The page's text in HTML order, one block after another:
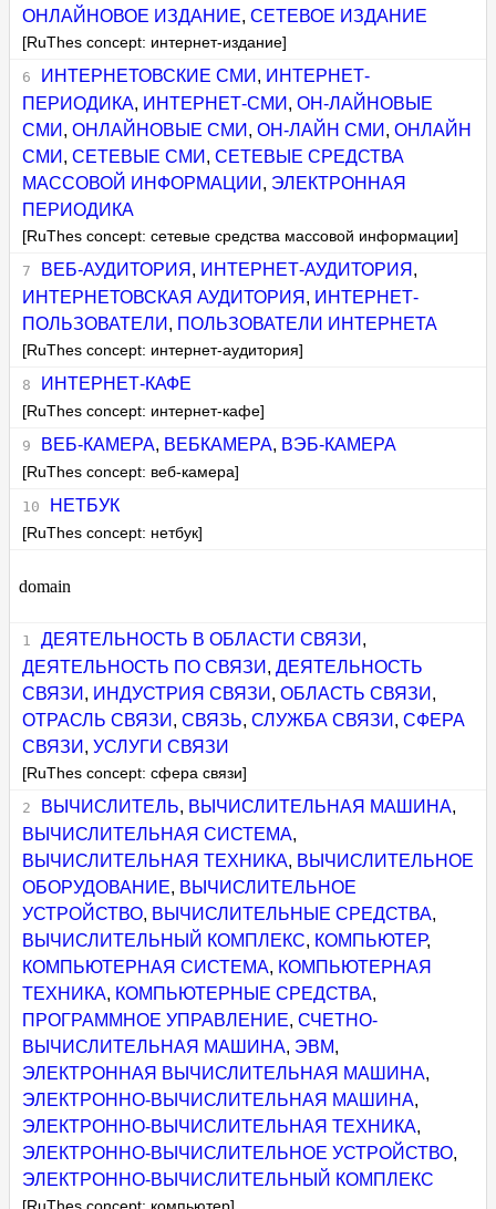
ОНЛАЙНОВОЕ ИЗДАНИЕ,СЕТЕВОЕ ИЗДАНИЕ
[RuThes concept: интернет-издание]
ИНТЕРНЕТОВСКИЕ СМИ , ИНТЕРНЕТ-
ПЕРИОДИКА, ИНТЕРНЕТ-СМИ ,ОН-ЛАЙНОВЫЕ
СМИ ,ОНЛАЙНОВЫЕ СМИ ,ОН-ЛАЙН СМИ ,ОНЛАЙН
СМИ ,СЕТЕВЫЕ СМИ ,СЕТЕВЫЕ СРЕДСТВА
МАССОВОЙ ИНФОРМАЦИИ , ЭЛЕКТРОННАЯ
ПЕРИОДИКА
[RuThes concept: сетевые средства массовой информации]
ВЕБ-АУДИТОРИЯ , ИНТЕРНЕТ-АУДИТОРИЯ ,
ИНТЕРНЕТОВСКАЯ АУДИТОРИЯ , ИНТЕРНЕТ-
ПОЛЬЗОВАТЕЛИ , ПОЛЬЗОВАТЕЛИ ИНТЕРНЕТА
[RuThes concept: интернет-аудитория]
ИНТЕРНЕТ-КАФЕ
[RuThes concept: интернет-кафе]
ВЕБ-КАМЕРА, ВЕБКАМЕРА, ВЭБ-КАМЕРА
[RuThes concept: веб-камера]
НЕТБУК
[RuThes concept: нетбук]
domain
ДЕЯТЕЛЬНОСТЬ В ОБЛАСТИ СВЯЗИ ,
ДЕЯТЕЛЬНОСТЬ ПО СВЯЗИ ,ДЕЯТЕЛЬНОСТЬ
СВЯЗИ , ИНДУСТРИЯ СВЯЗИ ,ОБЛАСТЬ СВЯЗИ ,
ОТРАСЛЬ СВЯЗИ ,СВЯЗЬ,СЛУЖБА СВЯЗИ ,СФЕРА
СВЯЗИ ,УСЛУГИ СВЯЗИ
[RuThes concept: сфера связи]
ВЫЧИСЛИТЕЛЬ, ВЫЧИСЛИТЕЛЬНАЯ МАШИНА,
ВЫЧИСЛИТЕЛЬНАЯ СИСТЕМА,
ВЫЧИСЛИТЕЛЬНАЯ ТЕХНИКА, ВЫЧИСЛИТЕЛЬНОЕ
ОБОРУДОВАНИЕ, ВЫЧИСЛИТЕЛЬНОЕ
УСТРОЙСТВО, ВЫЧИСЛИТЕЛЬНЫЕ СРЕДСТВА,
ВЫЧИСЛИТЕЛЬНЫЙ КОМПЛЕКС, КОМПЬЮТЕР,
КОМПЬЮТЕРНАЯ СИСТЕМА, КОМПЬЮТЕРНАЯ
ТЕХНИКА, КОМПЬЮТЕРНЫЕ СРЕДСТВА,
ПРОГРАММНОЕ УПРАВЛЕНИЕ,СЧЕТНО-
ВЫЧИСЛИТЕЛЬНАЯ МАШИНА, ЭВМ,
ЭЛЕКТРОННАЯ ВЫЧИСЛИТЕЛЬНАЯ МАШИНА,
ЭЛЕКТРОННО-ВЫЧИСЛИТЕЛЬНАЯ МАШИНА,
ЭЛЕКТРОННО-ВЫЧИСЛИТЕЛЬНАЯ ТЕХНИКА,
ЭЛЕКТРОННО-ВЫЧИСЛИТЕЛЬНОЕ УСТРОЙСТВО,
ЭЛЕКТРОННО-ВЫЧИСЛИТЕЛЬНЫЙ КОМПЛЕКС
[RuThes concept: компьютер]